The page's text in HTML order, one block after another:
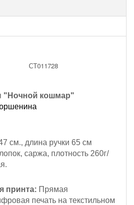
СТ011728
"Ночной кошмар"
см., длина ручки 65 см
саржа, плотность 260г/
принта: Прямая
печать на текстильном